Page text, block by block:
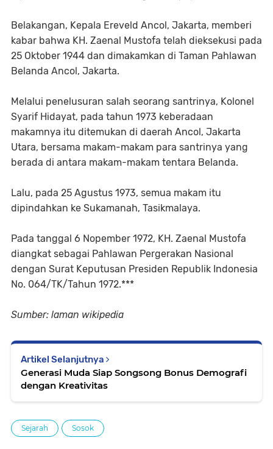
Belakangan, Kepala Ereveld Ancol, Jakarta, memberi
kabar bahwa KH. Zaenal Mustofa telah dieksekusi pada
25 Oktober 1944 dan dimakamkan di Taman Pahlawan
Belanda Ancol, Jakarta.
Melalui penelusuran salah seorang santrinya, Kolonel
Syarif Hidayat, pada tahun 1973 keberadaan
makamnya itu ditemukan di daerah Ancol, Jakarta
Utara, bersama makam-makam para santrinya yang
berada di antara makam-makam tentara Belanda.
Lalu, pada 25 Agustus 1973, semua makam itu
dipindahkan ke Sukamanah, Tasikmalaya.
Pada tanggal 6 Nopember 1972, KH. Zaenal Mustofa
diangkat sebagai Pahlawan Pergerakan Nasional
dengan Surat Keputusan Presiden Republik Indonesia
No. 064/TK/Tahun 1972.***
Sumber: laman wikipedia
Artikel Selanjutnya
Generasi Muda Siap Songsong Bonus Demografi
dengan Kreativitas
Sejarah Sosok